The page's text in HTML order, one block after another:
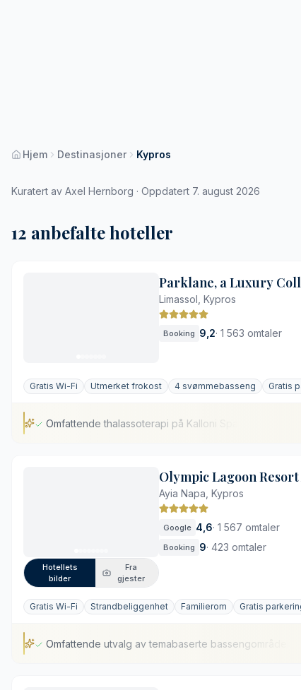
Hjem Destinasjoner Kypros
Kuratert av Axel Hernborg · Oppdatert 7. august 2026
12 anbefalte hoteller
Parklane, a Luxury
Limassol, Kypros
Booking 9,2· 1 563 omtaler
Gratis Wi-Fi Utmerket frokost 4 svømmebasseng Gratis
Omfattende thalassoterapi på Kalloni Spa
Variert mattilbud på fem restauranter
Bred sandstrand og vidstrakte hager
Høyt prisnivå på mat og tjenester
Avstand til Limassols historiske sentrum
Hotellets
bilder
Fra
gjester
Olympic Lagoon
Ayia Napa, Kypros
Google 4,6· 1 567 omtaler
Booking 9· 423 omtaler
Gratis Wi-Fi Strandbeliggenhet Familierom Gratis
Omfattende utvalg av temabaserte bassengområder